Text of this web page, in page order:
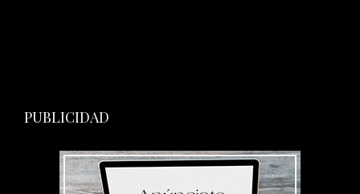
PUBLICIDAD